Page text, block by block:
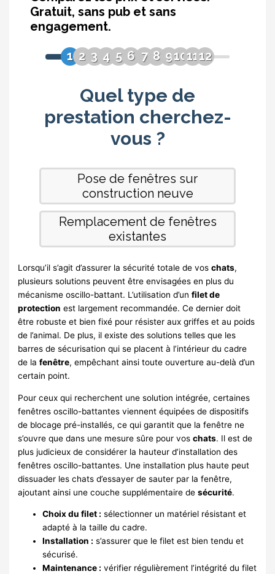
Lorsqu’il s’agit d’assurer la sécurité totale de voschats,
plusieurs solutions peuvent être envisagées en plus du
mécanisme oscillo-battant. L’utilisation d’unfilet de
protection est largement recommandée. Ce dernier doit
être robuste et bien fixé pour résister aux griffes et au poids
de l’animal. De plus, il existe des solutions telles que les
barres de sécurisation qui se placent à l’intérieur du cadre
de lafenêtre, empêchant ainsi toute ouverture au-delà d’un
certain point.
Pour ceux qui recherchent une solution intégrée, certaines
fenêtres oscillo-battantes viennent équipées de dispositifs
de blocage pré-installés, ce qui garantit que la fenêtre ne
s’ouvre que dans une mesure sûre pour voschats. Il est de
plus judicieux de considérer la hauteur d’installation des
fenêtres oscillo-battantes. Une installation plus haute peut
dissuader les chats d’essayer de sauter par la fenêtre,
ajoutant ainsi une couche supplémentaire desécurité.
Choix du filet : sélectionner un matériel résistant et
adapté à la taille du cadre.
Installation : s’assurer que le filet est bien tendu et
sécurisé.
Maintenance : vérifier régulièrement l’intégrité du filet